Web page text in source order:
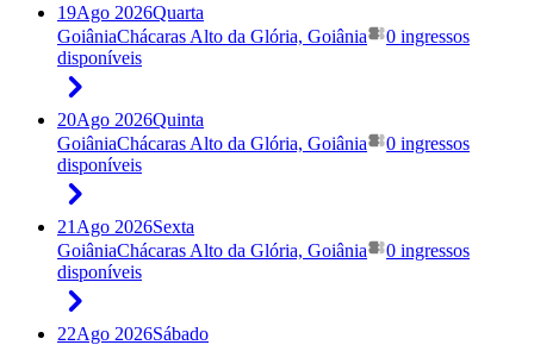
19Ago 2026Quarta
GoiâniaChácaras Alto da Glória, Goiânia
0 ingressos
disponíveis
20Ago 2026Quinta
GoiâniaChácaras Alto da Glória, Goiânia
0 ingressos
disponíveis
21 Ago 2026Sexta
GoiâniaChácaras Alto da Glória, Goiânia
0 ingressos
disponíveis
22Ago 2026Sábado